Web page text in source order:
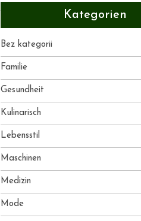
Kategorien
Bez kategorii
Familie
Gesundheit
Kulinarisch
Lebensstil
Maschinen
Medizin
Mode